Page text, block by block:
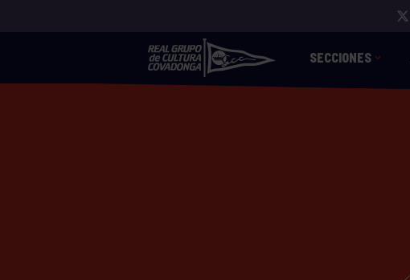
SECCIONES